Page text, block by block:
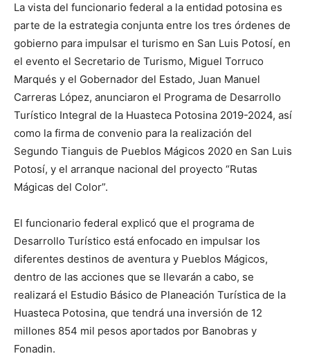
La vista del funcionario federal a la entidad potosina es
parte de la estrategia conjunta entre los tres órdenes de
gobierno para impulsar el turismo en San Luis Potosí, en
el evento el Secretario de Turismo, Miguel Torruco
Marqués y el Gobernador del Estado, Juan Manuel
Carreras López, anunciaron el Programa de Desarrollo
Turístico Integral de la Huasteca Potosina 2019-2024, así
como la firma de convenio para la realización del
Segundo Tianguis de Pueblos Mágicos 2020 en San Luis
Potosí, y el arranque nacional del proyecto “Rutas
Mágicas del Color”.
El funcionario federal explicó que el programa de
Desarrollo Turístico está enfocado en impulsar los
diferentes destinos de aventura y Pueblos Mágicos,
dentro de las acciones que se llevarán a cabo, se
realizará el Estudio Básico de Planeación Turística de la
Huasteca Potosina, que tendrá una inversión de 12
millones 854 mil pesos aportados por Banobras y
Fonadin.